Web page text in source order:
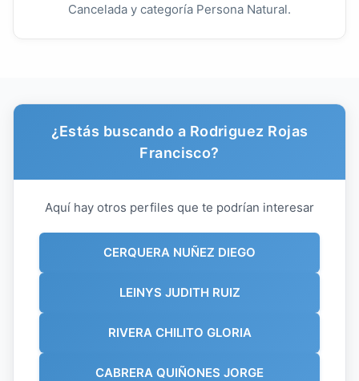
Cancelada y categoría Persona Natural.
¿Estás buscando a Rodriguez Rojas
Francisco?
Aquí hay otros perfiles que te podrían interesar
CERQUERA NUÑEZ DIEGO
LEINYS JUDITH RUIZ
RIVERA CHILITO GLORIA
CABRERA QUIÑONES JORGE